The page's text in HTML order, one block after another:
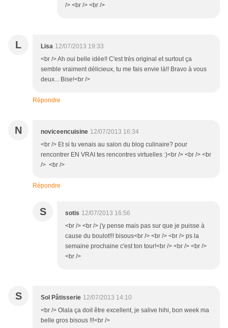
/> <br /> <br />
L Lisa 12/07/2013 19:33
<br /> Ah oui belle idée!! C'est très original et surtout ça
semble vraiment délicieux, tu me fais envie là!! Bravo à vous
deux... Bise!<br />
Répondre
N noviceencuisine 12/07/2013 16:34
<br /> Et si tu venais au salon du blog culinaire? pour
rencontrer EN VRAI tes rencontres virtuelles :)<br /> <br /> <br
/> <br />
Répondre
S sotis 12/07/2013 16:56
<br /> <br /> j'y pense mais pas sur que je puisse à
cause du boulot!!! bisous<br /> <br /> <br /> ps la
semaine prochaine c'est ton tour!<br /> <br /> <br />
<br />
S Sol Pâtisserie 12/07/2013 14:10
<br /> Olala ça doit être excellent, je salive hihi, bon week ma
belle gros bisous !!!<br />